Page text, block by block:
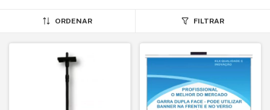
ORDENAR FILTRAR